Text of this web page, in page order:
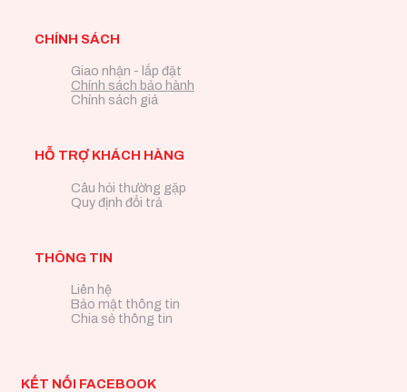
CHÍNH SÁCH
Giao nhận - lắp đặt
Chính sách bảo hành
Chính sách giá
HỖ TRỢ KHÁCH HÀNG
Câu hỏi thường gặp
Quy định đổi trả
THÔNG TIN
Liên hệ
Bảo mật thông tin
Chia sẻ thông tin
KẾT NỐI FACEBOOK